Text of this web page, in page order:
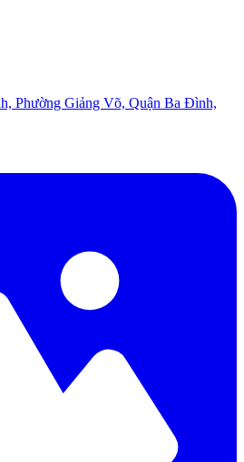
Phường Giảng Võ, Quận Ba Đình,